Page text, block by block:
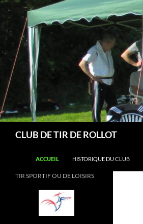
Aller
au
contenu
CLUB DE TIR DE ROLLOT
ACCUEIL HISTORIQUE DU CLUB
TIR SPORTIF OU DE LOISIRS